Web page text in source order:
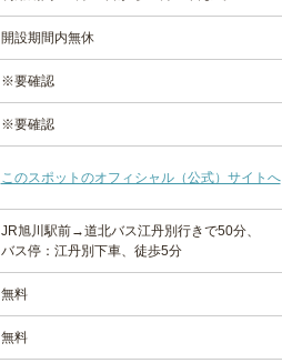
開設期間内無休
※要確認
※要確認
このスポットのオフィシャル（公式）サイトへ
JR旭川駅前→道北バス江丹別行きで50分、
バス停：江丹別下車、徒歩5分
無料
無料